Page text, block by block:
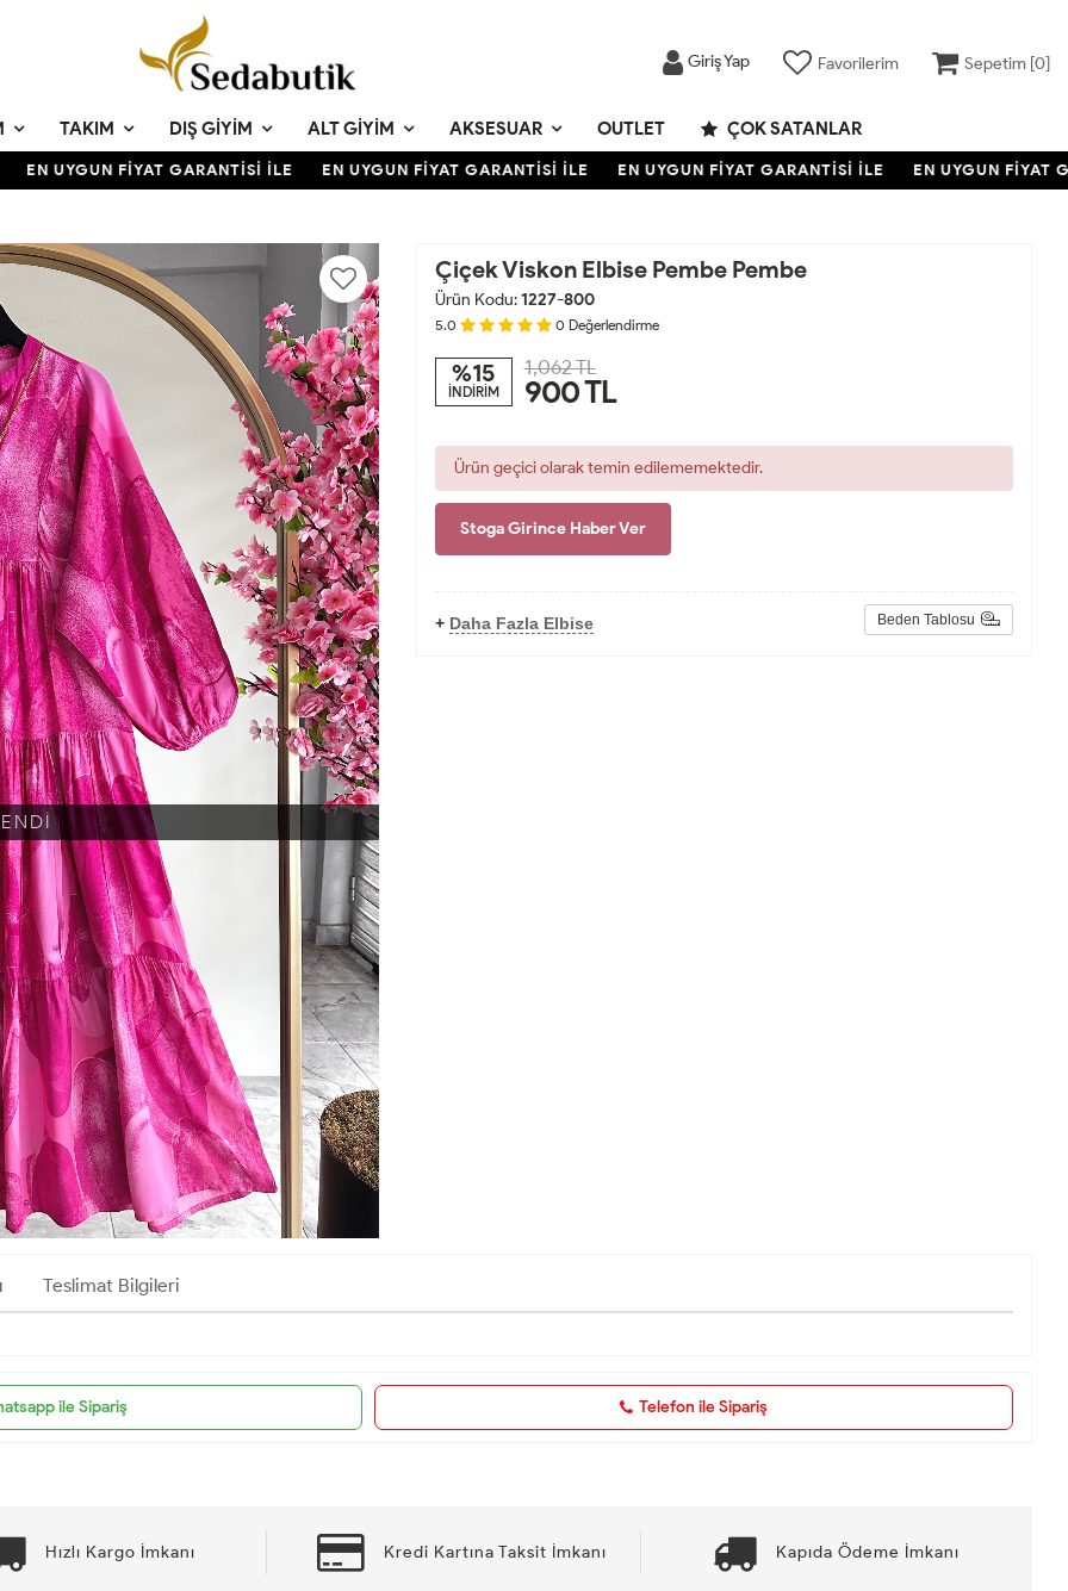
Giriş Yap Favorilerim Sepetim [0]
TAKIM DIŞ GIYIM ALT GIYIM AKSESUAR OUTLET ÇOK SATANLAR
EN UYGUN FİYAT GARANTİSİ İLE EN UYGUN FİYAT GARANTİSİ İLE EN UYGUN FİYAT GARANTİSİ İLE EN UYGUN FİYAT
Çiçek Viskon Elbise Pembe Pembe
Ürün Kodu:1227-800
5.0 0 Değerlendirme
%15
İNDİRİM
1,062 TL
900TL
Ürün geçici olarak temin edilememektedir.
Stoga Girince Haber Ver
+ Daha Fazla Elbise Beden Tablosu
Teslimat Bilgileri
ile Sipariş Telefon ile Sipariş
Hızlı Kargo İmkanı Kredi Kartına Taksit İmkanı Kapıda Ödeme İmkanı